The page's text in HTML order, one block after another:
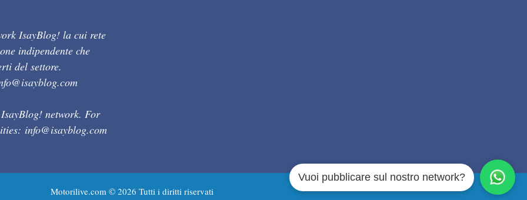
IsayBlog! la cui rete
indipendente che
del settore.
network. For
info@isayblog.com
Motorilive.com © 2026 Tutti i diritti riservati
Vuoi pubblicare sul nostro network?